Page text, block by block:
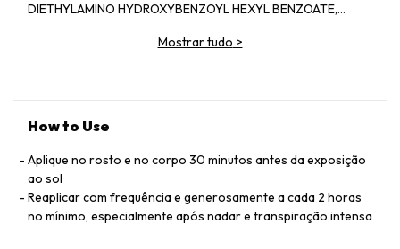
DIETHYLAMINO HYDROXYBENZOYL HEXYL BENZOATE,
TRIETHANOLAMINE, PARFUM/FRAGRANCE, SODIUM
STEARATE, CAPRYLYL GLYCOL, ACRYLATES/C10-30 ALKYL
FERMENT, MYRISTIC ACID
Mostrar tudo >
How to Use
Aplique no rosto e no corpo 30 minutos antes da exposição
ao sol
Reaplicar com frequência e generosamente a cada 2 horas
no mínimo, especialmente após nadar e transpiração intensa